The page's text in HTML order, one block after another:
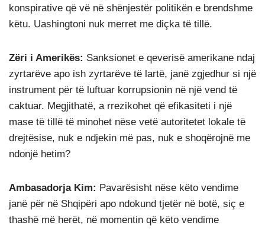
konspirative që vë në shënjestër politikën e brendshme
këtu. Uashingtoni nuk merret me diçka të tillë.
Zëri i Amerikës: Sanksionet e qeverisë amerikane ndaj
zyrtarëve apo ish zyrtarëve të lartë, janë zgjedhur si një
instrument për të luftuar korrupsionin në një vend të
caktuar. Megjithatë, a rrezikohet që efikasiteti i një
mase të tillë të minohet nëse vetë autoritetet lokale të
drejtësise, nuk e ndjekin më pas, nuk e shoqërojnë me
ndonjë hetim?
Ambasadorja Kim: Pavarësisht nëse këto vendime
janë për në Shqipëri apo ndokund tjetër në botë, siç e
thashë më herët, në momentin që këto vendime